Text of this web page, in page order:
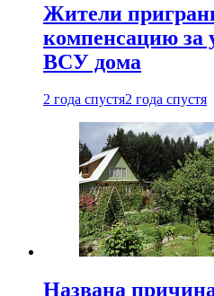
Жители
компенсацию за
ВСУ дома
2 года спустя2 года спустя
Названа